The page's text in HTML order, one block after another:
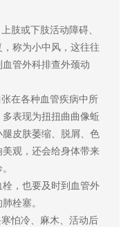
或下肢活动障碍、
称为小中风，这往往
管外科排查外颈动
在各种血管疾病中所
表现为扭扭曲曲像蚯
皮肤萎缩、脱屑、色
观，还会给身体带来
，也要及时到血管外
栓塞。
怕冷、麻木、活动后